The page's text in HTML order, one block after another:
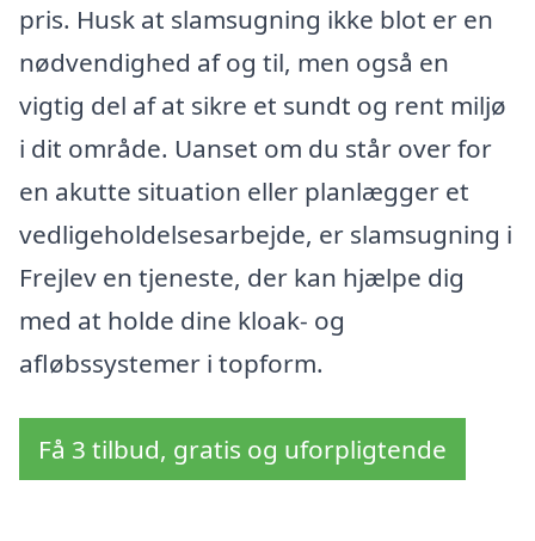
pris. Husk at slamsugning ikke blot er en
nødvendighed af og til, men også en
vigtig del af at sikre et sundt og rent miljø
i dit område. Uanset om du står over for
en akutte situation eller planlægger et
vedligeholdelsesarbejde, er slamsugning i
Frejlev en tjeneste, der kan hjælpe dig
med at holde dine kloak- og
afløbssystemer i topform.
Få 3 tilbud, gratis og uforpligtende